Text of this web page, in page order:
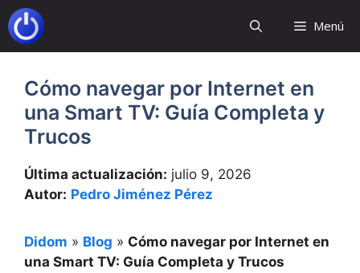
Saltar
al
contenido
Menú
Cómo navegar por Internet en
una Smart TV: Guía Completa y
Trucos
Última actualización: julio 9, 2026
Autor: Pedro Jiménez Pérez
Didom » Blog » Cómo navegar por Internet en
una Smart TV: Guía Completa y Trucos